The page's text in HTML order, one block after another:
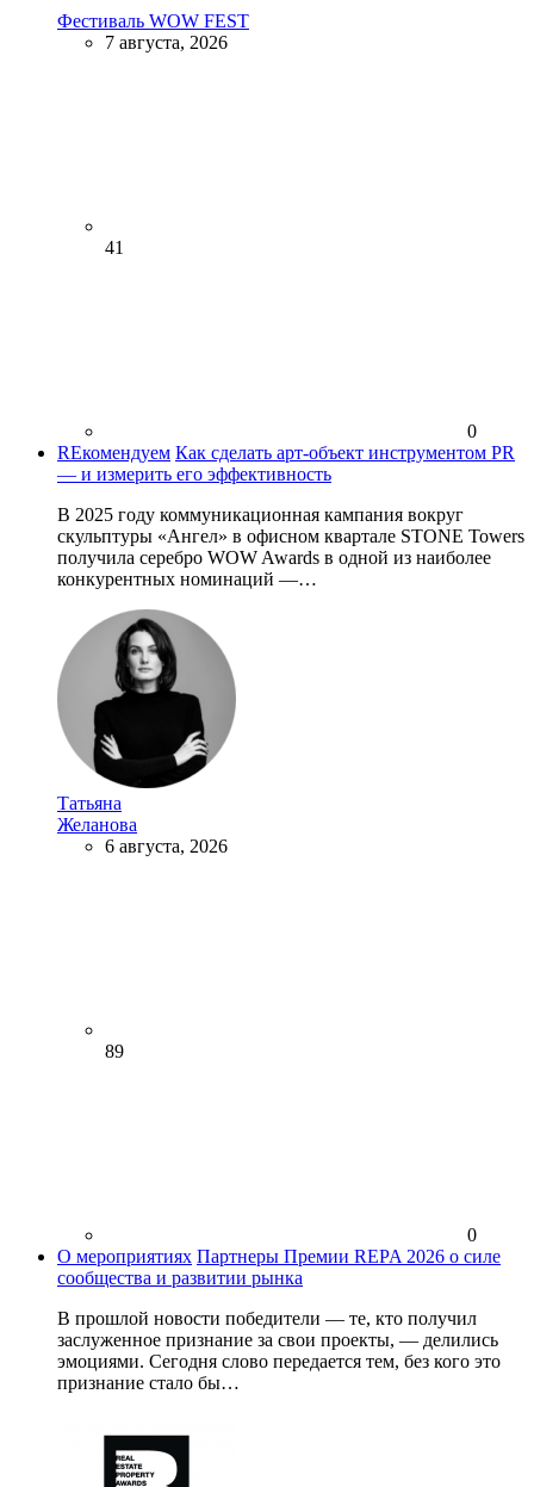
Фестиваль WOW FEST
7 августа, 2026
41
0
REкомендуем Как сделать арт-объект инструментом PR
— и измерить его эффективность
В 2025 году коммуникационная кампания вокруг
скульптуры «Ангел» в офисном квартале STONE Towers
получила серебро WOW Awards в одной из наиболее
конкурентных номинаций —…
Татьяна
Желанова
6 августа, 2026
89
0
О мероприятиях Партнеры Премии REPA 2026 о силе
сообщества и развитии рынка
В прошлой новости победители — те, кто получил
заслуженное признание за свои проекты, — делились
эмоциями. Сегодня слово передается тем, без кого это
признание стало бы…